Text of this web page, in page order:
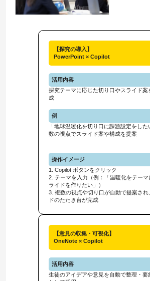
【探究の導入】
PowerPoint × Copilot
活用内容
探究テーマに応じた切り口やスライド案
成
例
「地球温暖化を切り口に課題設定をし
数の視点でスライド案や構成を提案
操作イメージ
1. Copilot ボタンをクリック
2. テーマを入力（例：「温暖化をテーマ
ライドを作りたい」）
3. 複数の視点や切り口が自動で提案され
ドのたたき台が完成
【意見の収集・可視化】
OneNote × Copilot
活用内容
生徒のアイデアや意見を自動で整理・要